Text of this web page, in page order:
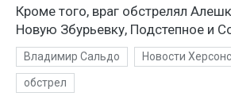
Кроме того, враг обстрелял
Новую Збурьевку, Подстепное и
Владимир Сальдо Новости
обстрел